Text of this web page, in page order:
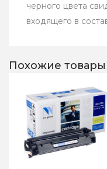
черного цвета
входящего в
Похожие товары